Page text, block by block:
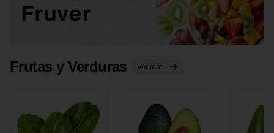
Frutas y Verduras Ver más